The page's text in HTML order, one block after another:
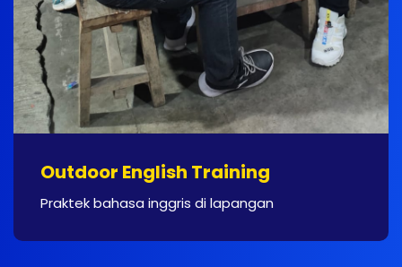
Outdoor English Training
Praktek bahasa inggris di lapangan